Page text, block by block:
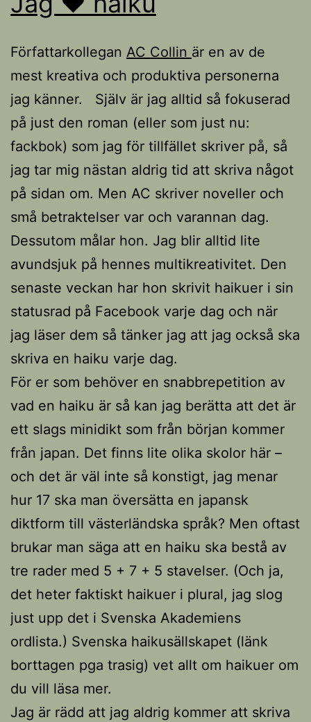
Författarkollegan AC Collin är en av de
mest kreativa och produktiva personerna
jag känner. Själv är jag alltid så fokuserad
på just den roman (eller som just nu:
fackbok) som jag för tillfället skriver på, så
jag tar mig nästan aldrig tid att skriva något
på sidan om. Men AC skriver noveller och
små betraktelser var och varannan dag.
Dessutom målar hon. Jag blir alltid lite
avundsjuk på hennes multikreativitet. Den
senaste veckan har hon skrivit haikuer i sin
statusrad på Facebook varje dag och när
jag läser dem så tänker jag att jag också ska
skriva en haiku varje dag.
För er som behöver en snabbrepetition av
vad en haiku är så kan jag berätta att det är
ett slags minidikt som från början kommer
från japan. Det finns lite olika skolor här –
och det är väl inte så konstigt, jag menar
hur 17 ska man översätta en japansk
diktform till västerländska språk? Men oftast
brukar man säga att en haiku ska bestå av
tre rader med 5 + 7 + 5 stavelser. (Och ja,
det heter faktiskt haikuer i plural, jag slog
just upp det i Svenska Akademiens
ordlista.) Svenska haikusällskapet (länk
borttagen pga trasig) vet allt om haikuer om
du vill läsa mer.
Jag är rädd att jag aldrig kommer att skriva